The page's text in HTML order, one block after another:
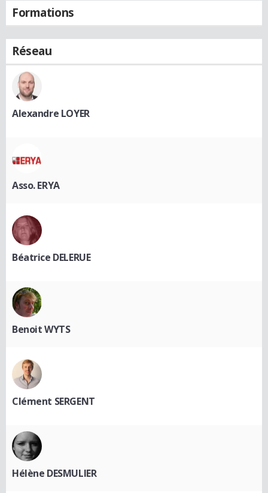
Formations
Réseau
Alexandre LOYER
Asso. ERYA
Béatrice DELERUE
Benoit WYTS
Clément SERGENT
Hélène DESMULIER